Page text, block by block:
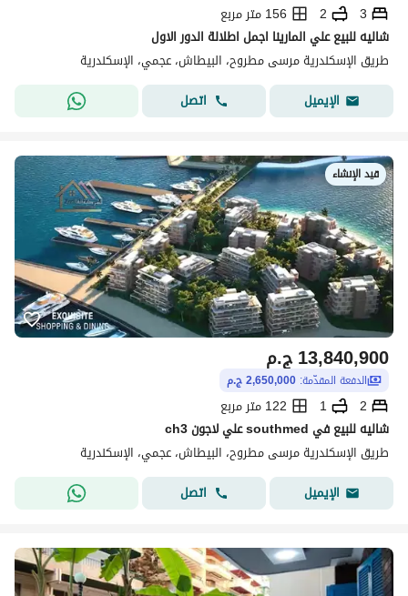
3
2
156 متر مربع
شاليه للبيع علي المارينا اجمل اطلالة الدور الاول
طريق الإسكندرية مرسى مطروح، البيطاش، عجمي، الإسكندرية
الإيميل
اتصل
قيد الإنشاء
ج.م13,840,900
الدفعة المقدّمة: 2,650,000 ج.م
2
1
122 متر مربع
شاليه للبيع في southmed علي لاجون ch3
طريق الإسكندرية مرسى مطروح، البيطاش، عجمي، الإسكندرية
الإيميل
اتصل